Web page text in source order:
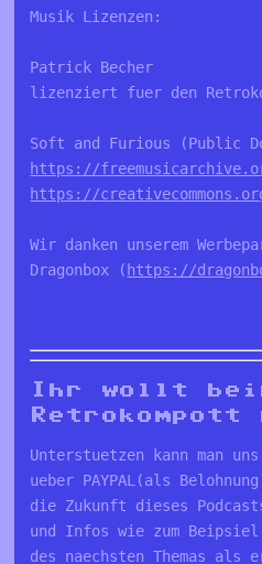
Musik Lizenzen:
Patrick Becher
lizenziert fuer den
Soft and Furious (Public
https://
https://
Wir danken unserem
Dragonbox (https://
Ihr wollt
Retrokompott
Unterstuetzen kann man
ueber PAYPAL(als
die Zukunft dieses
und Infos wie zum